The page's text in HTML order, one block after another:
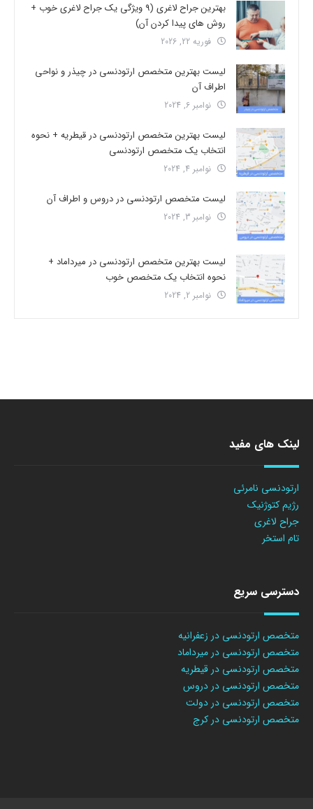
بهترین جراح لاغری (9 ویژگی یک جراح لاغری خوب +
روش های پیدا کردن آن)
فوریه 22, 2026
لیست بهترین متخصص ارتودنسی در چیذر و نواحی
اطراف آن
نوامبر 6, 2024
لیست بهترین متخصص ارتودنسی در قیطریه + نحوه
انتخاب یک متخصص ارتودنسی
نوامبر 4, 2024
لیست متخصص ارتودنسی در دروس و اطراف آن
نوامبر 3, 2024
لیست بهترین متخصص ارتودنسی در میرداماد +
نحوه انتخاب یک متخصص خوب
نوامبر 2, 2024
لینک های مفید
ارتودنسی نامرئی
رژیم کتوژنیک
جراح لاغری
تام استخر
دسترسی سریع
متخصص ارتودنسی در زعفرانیه
متخصص ارتودنسی در میرداماد
متخصص ارتودنسی در قیطریه
متخصص ارتودنسی در دروس
متخصص ارتودنسی در دولت
متخصص ارتودنسی در کرج